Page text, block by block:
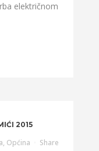
električnom
2015
, Općina Share